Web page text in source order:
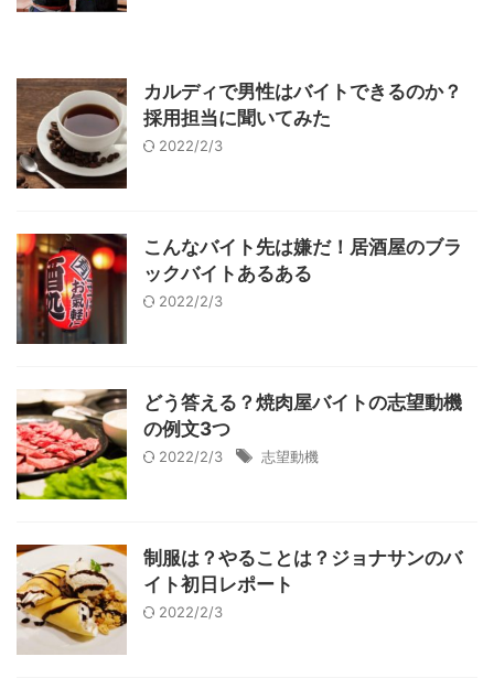
カルディで男性はバイトできるのか？
採用担当に聞いてみた
2022/2/3
こんなバイト先は嫌だ！居酒屋のブラ
ックバイトあるある
2022/2/3
どう答える？焼肉屋バイトの志望動機
の例文3つ
2022/2/3 志望動機
制服は？やることは？ジョナサンのバ
イト初日レポート
2022/2/3